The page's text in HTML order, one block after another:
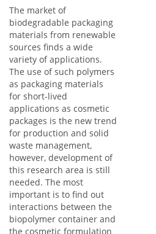
The market of
biodegradable packaging
materials from renewable
sources finds a wide
variety of applications.
The use of such polymers
as packaging materials
for short-lived
applications as cosmetic
packages is the new trend
for production and solid
waste management,
however, development of
this research area is still
needed. The most
important is to find out
interactions between the
biopolymer container and
the cosmetic formulation